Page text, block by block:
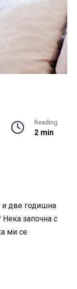
Reading
2 min
и две годишна
Нека започна с
ми се